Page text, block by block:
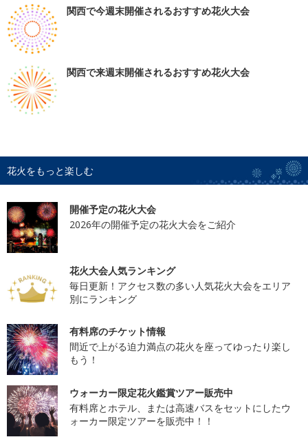
関西で今週末開催されるおすすめ花火大会
関西で来週末開催されるおすすめ花火大会
花火をもっと楽しむ
開催予定の花火大会
2026年の開催予定の花火大会をご紹介
花火大会人気ランキング
毎日更新！アクセス数の多い人気花火大会をエリア
別にランキング
有料席のチケット情報
間近で上がる迫力満点の花火を座ってゆったり楽し
もう！
ウォーカー限定花火鑑賞ツアー販売中
有料席とホテル、または高速バスをセットにしたウ
ォーカー限定ツアーを販売中！！